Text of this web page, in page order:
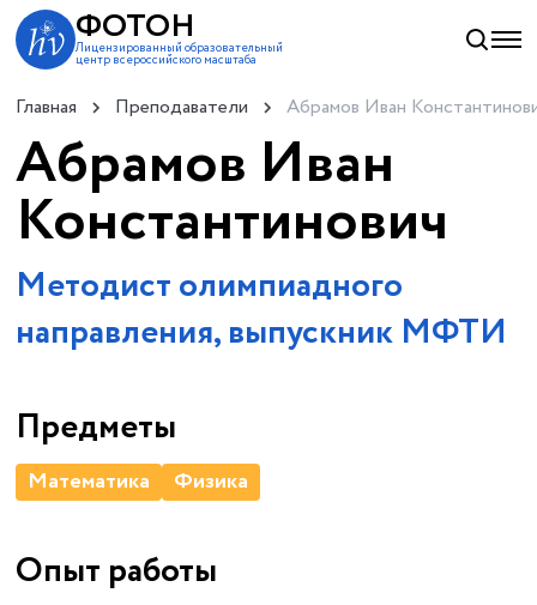
ФОТОН
Лицензированный образовательный
центр всероссийского масштаба
Главная Преподаватели Абрамов Иван
Абрамов Иван
Константинович
Методист олимпиадного
направления, выпускник МФТИ
Предметы
Математика Физика
Опыт работы